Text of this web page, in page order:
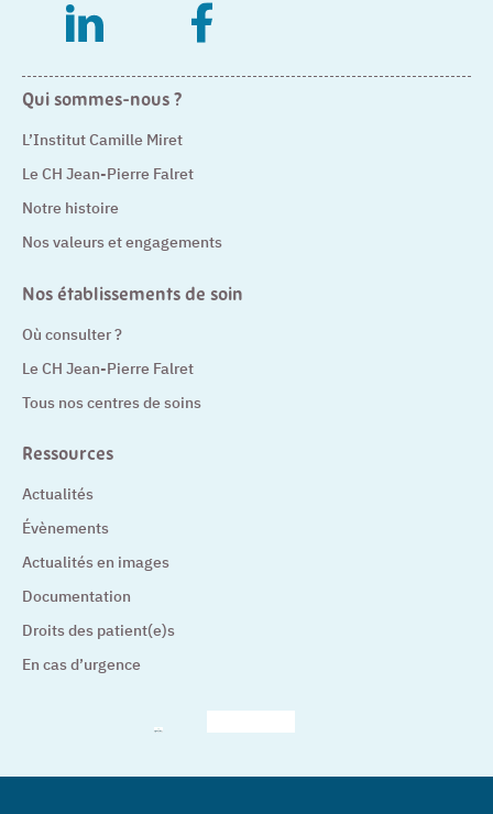
– Nouvelle fenêtre– Nouvelle fenêtre
Qui sommes-nous ?
L’Institut Camille Miret
Le CH Jean-Pierre Falret
Notre histoire
Nos valeurs et engagements
Nos établissements de soin
Où consulter ?
Le CH Jean-Pierre Falret
Tous nos centres de soins
Ressources
Actualités
Évènements
Actualités en images
Documentation
Droits des patient(e)s
En cas d’urgence